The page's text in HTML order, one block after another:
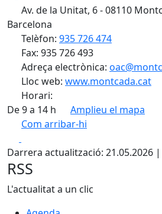
Av. de la Unitat, 6 - 08110
Barcelona
Telèfon: 935 726 474
Fax: 935 726 493
Adreça electrònica:
Lloc web: www.montcada.cat
Horari:
De 9 a 14 h
Amplieu el mapa
Com arribar-hi
+
−
Darrera actualització: 21.05.2026 |
RSS
L'actualitat a un clic